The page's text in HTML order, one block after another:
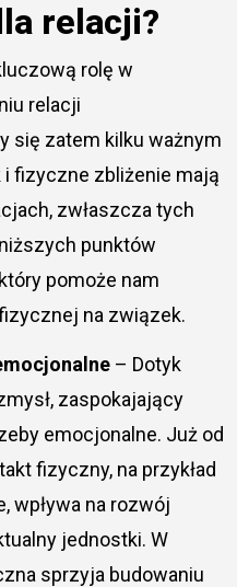
relacji?
relacji
się zatem kilku ważnym
fizyczne zbliżenie mają
zwłaszcza tych
punktów
pomoże nam
na związek.
– Dotyk
zaspokajający
emocjonalne. Już od
fizyczny, na przykład
wpływa na rozwój
jednostki. W
sprzyja budowaniu